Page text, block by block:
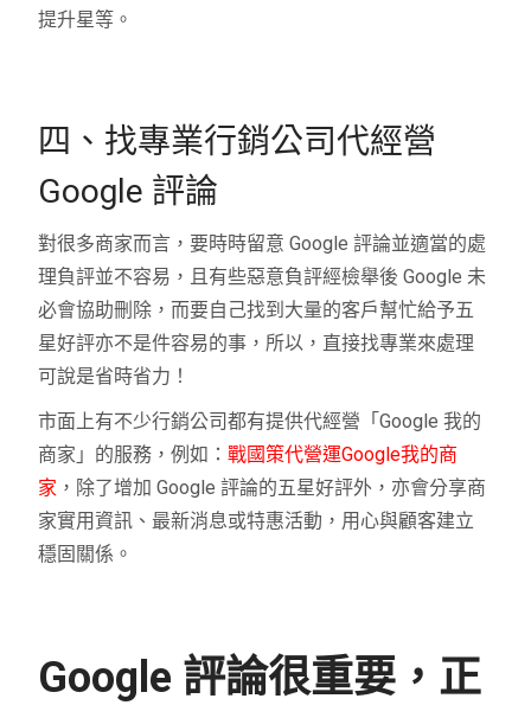
提升星等。
四、找專業行銷公司代經營
Google 評論
對很多商家而言，要時時留意 Google 評論並適當的處
理負評並不容易，且有些惡意負評經檢舉後 Google 未
必會協助刪除，而要自己找到大量的客戶幫忙給予五
星好評亦不是件容易的事，所以，直接找專業來處理
可說是省時省力！
市面上有不少行銷公司都有提供代經營「Google 我的
商家」的服務，例如：戰國策代營運Google我的商
家 ，除了增加 Google 評論的五星好評外，亦會分享商
家實用資訊、最新消息或特惠活動，用心與顧客建立
穩固關係。
Google 評論很重要，正